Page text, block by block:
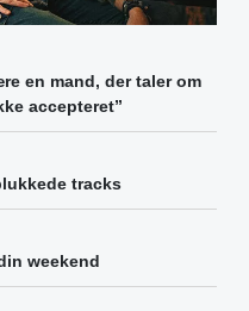
en mand, der taler om
accepteret”
tracks
weekend